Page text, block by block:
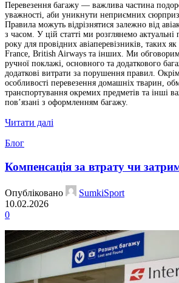
Перевезення багажу — важлива частина
уважності, аби уникнути неприємних
Правила можуть відрізнятися залежно від
з часом. У цій статті ми розглянемо
року для провідних авіаперевізників, таких
France, British Airways та інших. Ми
ручної поклажі, основного та додаткового
додаткові витрати за порушення правил.
особливості перевезення домашніх тварин,
транспортування окремих предметів та інші
пов’язані з оформленням багажу.
Читати далі
Блог
Компенсація за втрату чи
Опубліковано
SumkiSport
10.02.2026
0